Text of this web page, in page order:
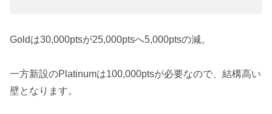
Goldは30,000ptsが25,000ptsへ5,000ptsの減。
一方新設のPlatinumは100,000ptsが必要なので、結構高い
壁となります。